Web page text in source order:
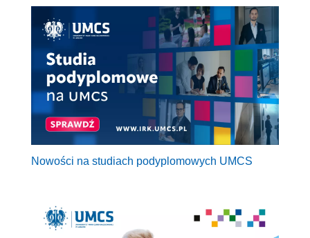
Nowości na studiach podyplomowych UMCS